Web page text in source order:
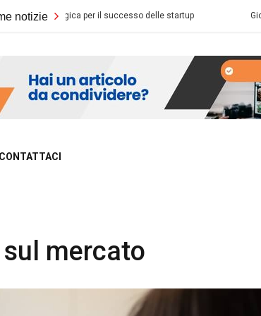
notizieper il successo delle startup Gioco
CONTATTACI
mercato